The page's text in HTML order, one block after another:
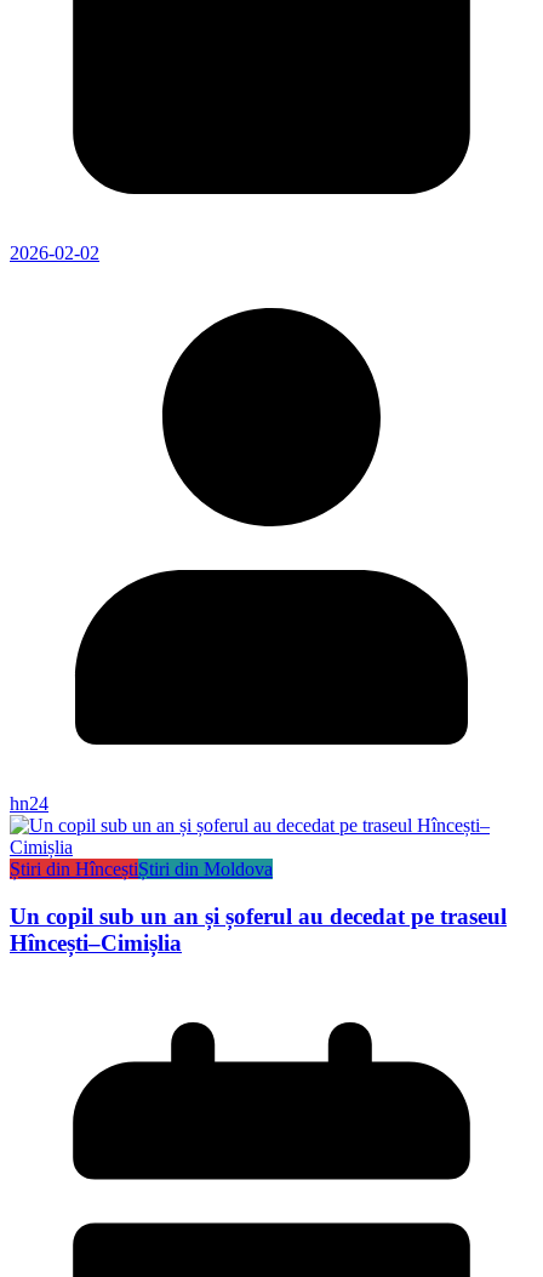
2026-02-02
hn24
Știri din HînceștiȘtiri din Moldova
Un copil sub un an și șoferul au decedat pe traseul
Hîncești–Cimișlia